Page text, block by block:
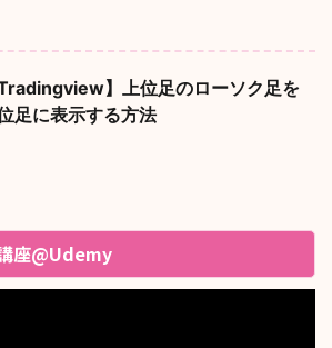
Tradingview】上位足のローソク足を
足に表示する方法
座@Udemy